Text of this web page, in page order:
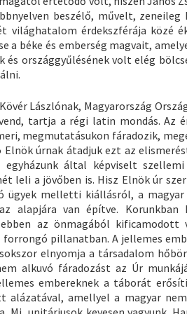
beszélő, művelt, zeneileg
világhatalom érdekszférája közé
a béke és emberség magvait,
országgyűlésének volt elég
Lászlónak, Magyarország
tartja a régi latin mondás. Az
megmutatásukon fáradozik,
Elnök úrnak átadjuk ezt az
által képviselt szellemi
leli a jövőben is. Hisz Elnök úr
ügyek melletti kiállásról, a
alapjára van építve. Korunkban
az önmagából kificamodott
pillanatban. A jellemes
elnyomja a társadalom
alkuvó fáradozást az Úr
embereknek a táborát
alázatával, amellyel a magyar